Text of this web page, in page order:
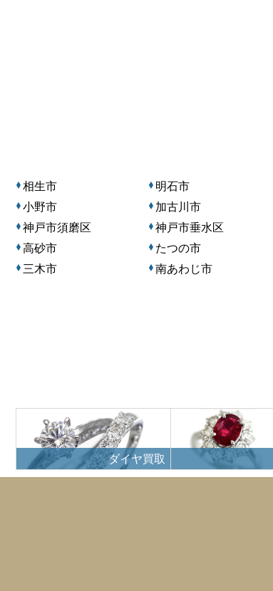
相生市 明石市
小野市
加古川市
神戸市須磨区
神戸市垂水区
高砂市
たつの市
三木市
南あわじ市
ダイヤ買取